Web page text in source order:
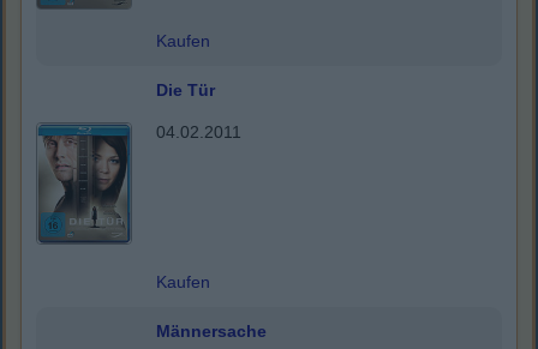
Kaufen
Die Tür
04.02.2011
Kaufen
Männersache